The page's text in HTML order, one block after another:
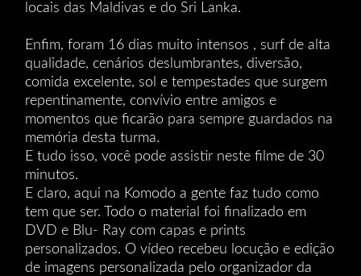
locais das Maldivas e do Sri Lanka.
Enfim, foram 16 dias muito intensos , surf de alta
qualidade, cenários deslumbrantes, diversão,
comida excelente, sol e tempestades que surgem
repentinamente, convívio entre amigos e
momentos que ficarão para sempre guardados na
memória desta turma.
E tudo isso, você pode assistir neste filme de 30
minutos.
E claro, aqui na Komodo a gente faz tudo como
tem que ser. Todo o material foi finalizado em
DVD e Blu- Ray com capas e prints
personalizados. O vídeo recebeu locução e edição
de imagens personalizada pelo organizador da